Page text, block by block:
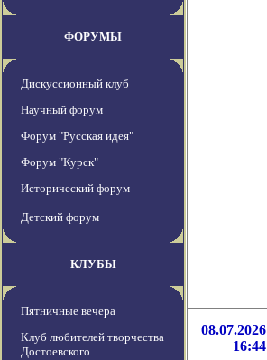
ФОРУМЫ
Дискуссионный клуб
Научный форум
Форум "Русская идея"
Форум "Курск"
Исторический форум
Детский форум
КЛУБЫ
Пятничные вечера
Клуб любителей творчества
Достоевского
08.07.2026
16:44